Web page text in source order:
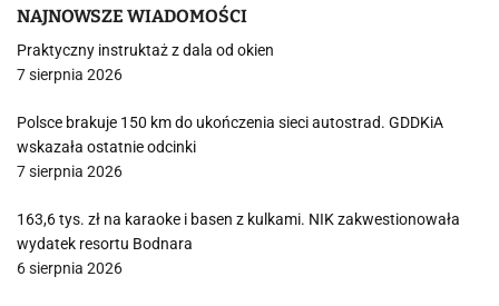
NAJNOWSZE WIADOMOŚCI
Praktyczny instruktaż z dala od okien
7 sierpnia 2026
Polsce brakuje 150 km do ukończenia sieci autostrad. GDDKiA
wskazała ostatnie odcinki
7 sierpnia 2026
163,6 tys. zł na karaoke i basen z kulkami. NIK zakwestionowała
wydatek resortu Bodnara
6 sierpnia 2026